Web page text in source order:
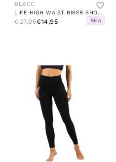
BLACC
LIFE HIGH WAIST BIKER SHORTS BLACK
€27,95€14,95 REA